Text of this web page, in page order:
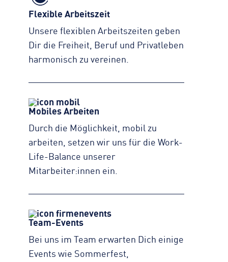
Flexible Arbeitszeit
Unsere flexiblen Arbeitszeiten geben
Dir die Freiheit, Beruf und Privatleben
harmonisch zu vereinen.
Mobiles Arbeiten
Durch die Möglichkeit, mobil zu
arbeiten, setzen wir uns für die Work-
Life-Balance unserer
Mitarbeiter:innen ein.
Team-Events
Bei uns im Team erwarten Dich einige
Events wie Sommerfest,